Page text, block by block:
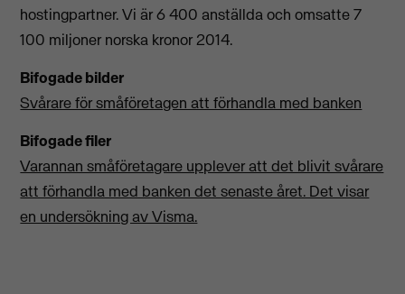
hostingpartner. Vi är 6 400 anställda och omsatte 7
100 miljoner norska kronor 2014.
Bifogade bilder
Svårare för småföretagen att förhandla med banken
Bifogade filer
Varannan småföretagare upplever att det blivit svårare
att förhandla med banken det senaste året. Det visar
en undersökning av Visma.